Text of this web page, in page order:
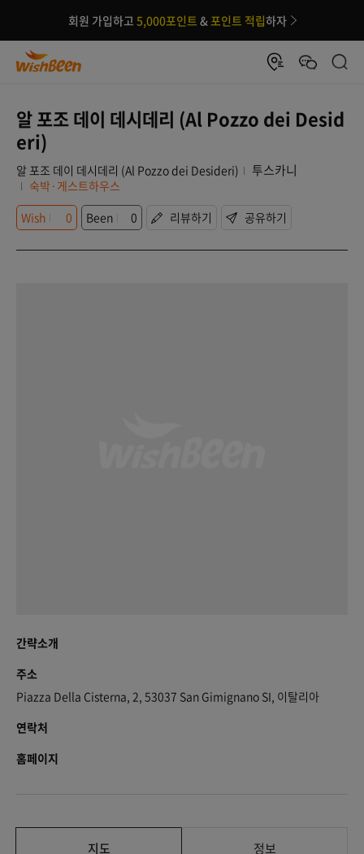
회원 가입하고 5,000포인트 &포인트 적립하자
알 포조 데이 데시데리 (Al Pozzo dei Desid
eri)
알 포조 데이 데시데리 (Al Pozzo dei Desideri) 투스카니
숙박·게스트하우스
Wish
0 Been 0 리뷰하기 공유하기
간략소개
주소
Piazza Della Cisterna, 2, 53037 San Gimignano SI, 이탈리아
연락처
홈페이지
지도 정보